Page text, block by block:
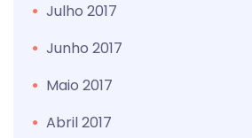
Julho 2017
Junho 2017
Maio 2017
Abril 2017